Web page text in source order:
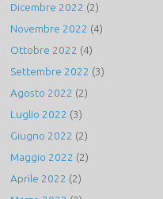
Dicembre 2022 (2)
Novembre 2022 (4)
Ottobre 2022 (4)
Settembre 2022 (3)
Agosto 2022 (2)
Luglio 2022 (3)
Giugno 2022 (2)
Maggio 2022 (2)
Aprile 2022 (2)